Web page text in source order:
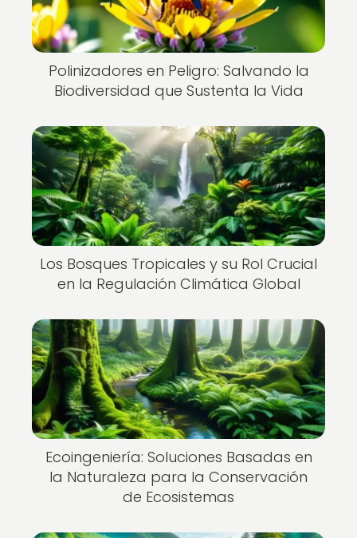
Polinizadores en Peligro: Salvando la
Biodiversidad que Sustenta la Vida
Los Bosques Tropicales y su Rol Crucial
en la Regulación Climática Global
Ecoingeniería: Soluciones Basadas en
la Naturaleza para la Conservación
de Ecosistemas